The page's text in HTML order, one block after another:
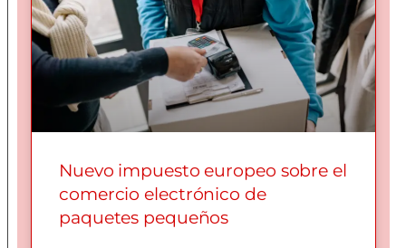
Nuevo impuesto europeo sobre el
comercio electrónico de
paquetes pequeños